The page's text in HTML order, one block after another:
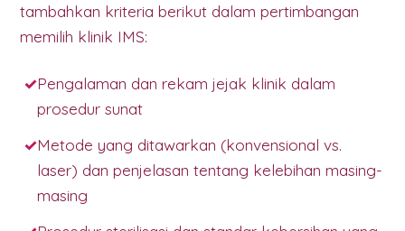
tambahkan kriteria berikut dalam pertimbangan
memilih klinik IMS:
Pengalaman dan rekam jejak klinik dalam
prosedur sunat
Metode yang ditawarkan (konvensional vs.
laser) dan penjelasan tentang kelebihan masing-
masing